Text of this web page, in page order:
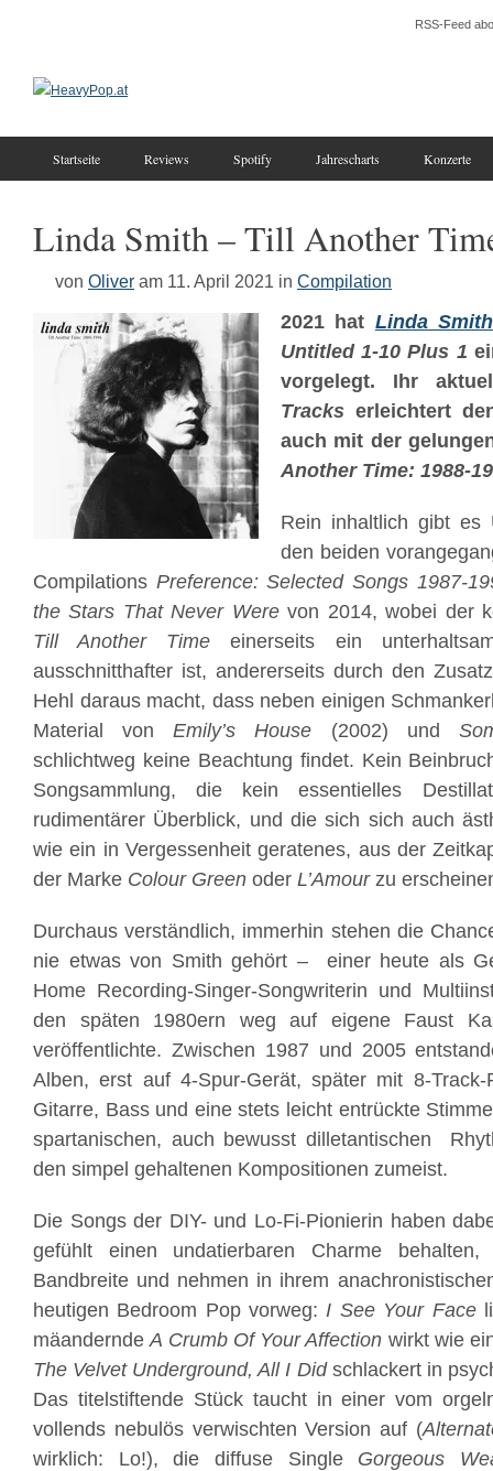
RSS-Feed
Startseite Reviews Spotify Jahrescharts Konzerte
Linda Smith – Till Another
von Oliver am 11. April 2021 in Compilation
2021 hat Linda Smith
Untitled 1-10 Plus 1
vorgelegt. Ihr
Tracks erleichtert
auch mit der
Another Time: 1988-
Rein inhaltlich gibt es
den beiden
Compilations Preference: Selected Songs 1987-
the Stars That Never Werevon 2014, wobei der
Till Another Time einerseits ein
ausschnitthafter ist, andererseits durch den
Hehl daraus macht, dass neben einigen
Material vonEmily’s House (2002) und
schlichtweg keine Beachtung findet. Kein
Songsammlung, die kein essentielles
rudimentärer Überblick, und die sich sich auch
wie ein in Vergessenheit geratenes, aus der
der Marke Colour Green oder L’Amourzu
Durchaus verständlich, immerhin stehen die
nie etwas von Smith gehört – einer heute als
Home Recording-Singer-Songwriterin und
den späten 1980ern weg auf eigene Faust
veröffentlichte. Zwischen 1987 und 2005
Alben, erst auf 4-Spur-Gerät, später mit 8-Track-
Gitarre, Bass und eine stets leicht entrückte
spartanischen, auch bewusst dilletantischen
den simpel gehaltenen Kompositionen zumeist.
Die Songs der DIY- und Lo-Fi-Pionierin haben
gefühlt einen undatierbaren Charme
Bandbreite und nehmen in ihrem
heutigen Bedroom Pop vorweg:I See Your Face
mäanderndeA Crumb Of Your Affection wirkt wie
The Velvet Underground,All I Didschlackert in
Das titelstiftende Stück taucht in einer vom
vollends nebulös verwischten Version auf (
wirklich: Lo!), die diffuse Single Gorgeous